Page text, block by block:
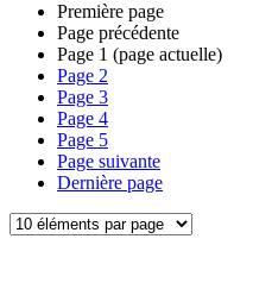
Première page
Page précédente
Page 1 (page actuelle)
Page 2
Page 3
Page 4
Page 5
Page suivante
Dernière page